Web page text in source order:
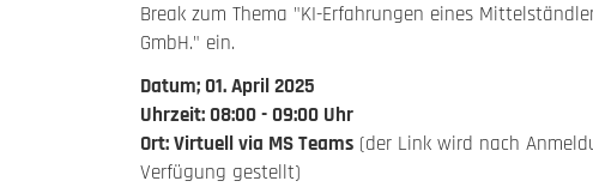
Break zum Thema "KI-Erfahrungen eines
GmbH." ein.
Datum; 01. April 2025
Uhrzeit: 08:00 - 09:00 Uhr
Ort: Virtuell via MS Teams (der Link wird nach
Verfügung gestellt)